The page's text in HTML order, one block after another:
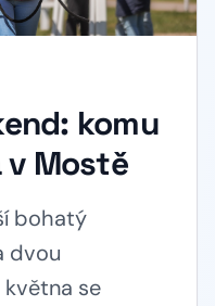
komu
Mostě
bohatý
dvou
května se